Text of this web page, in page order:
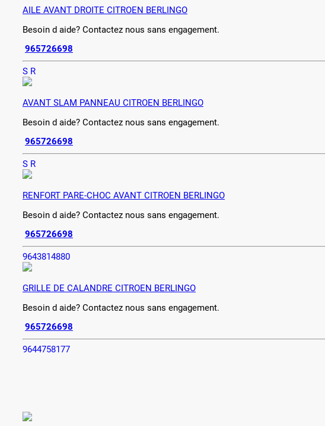
AILE AVANT DROITE CITROEN BERLINGO
Besoin d aide? Contactez nous sans engagement.
965726698
S R
AVANT SLAM PANNEAU CITROEN BERLINGO
Besoin d aide? Contactez nous sans engagement.
965726698
S R
RENFORT PARE-CHOC AVANT CITROEN BERLINGO
Besoin d aide? Contactez nous sans engagement.
965726698
9643814880
GRILLE DE CALANDRE CITROEN BERLINGO
Besoin d aide? Contactez nous sans engagement.
965726698
9644758177